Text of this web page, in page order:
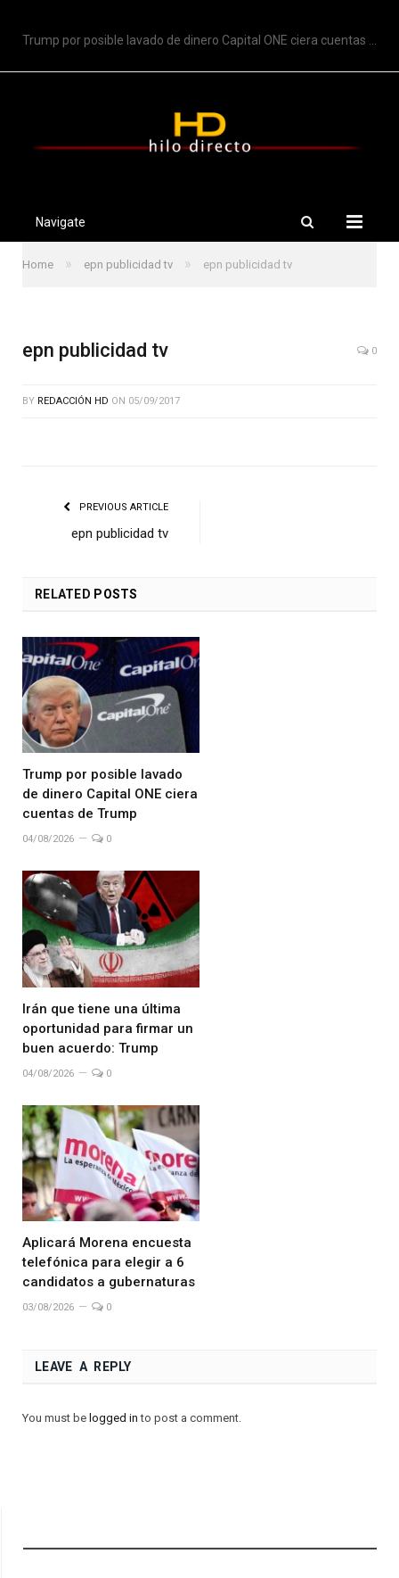
Trump por posible lavado de dinero Capital ONE ciera cuentas de Trump
Navigate
Home » epn publicidad tv » epn publicidad tv
epn publicidad tv 0
BY REDACCIÓN HD ON 05/09/2017
PREVIOUS ARTICLE
epn publicidad tv
RELATED POSTS
Trump por posible lavado
de dinero Capital ONE ciera
cuentas de Trump
04/08/2026 0
Irán que tiene una última
oportunidad para firmar un
buen acuerdo: Trump
04/08/2026 0
Aplicará Morena encuesta
telefónica para elegir a 6
candidatos a gubernaturas
03/08/2026 0
LEAVE A REPLY
You must be logged in to post a comment.